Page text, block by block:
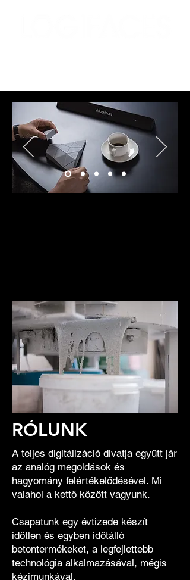
RÓLUNK
A teljes digitálizáció divatja együtt jár
az analóg megoldások és
hagyomány felértékelődésével. Mi
valahol a kettő között vagyunk.
Csapatunk egy évtizede készít
időtlen és egyben időtálló
betontermékeket, a legfejlettebb
technológia alkalmazásával, mégis
kézimunkával.